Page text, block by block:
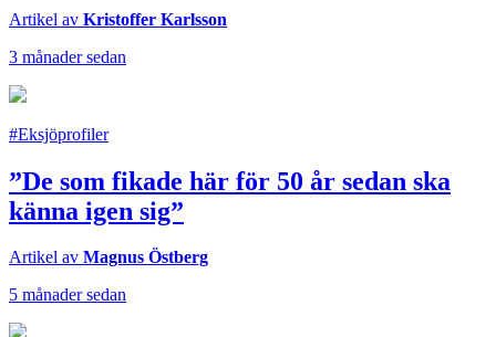
Artikel av Kristoffer Karlsson
3 månader sedan
#Eksjöprofiler
”De som fikade här för 50 år sedan ska
känna igen sig”
Artikel av Magnus Östberg
5 månader sedan